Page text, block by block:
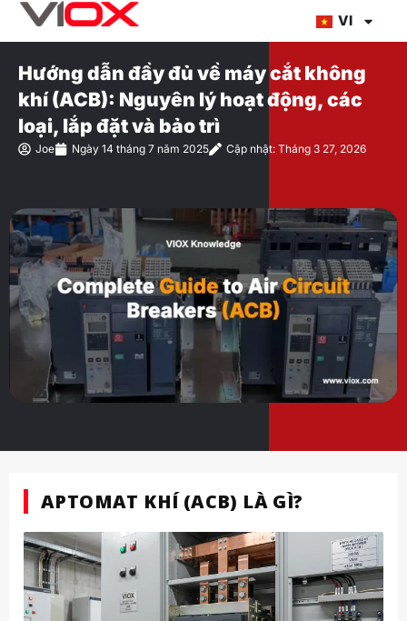
Chuyển
dung
VI
Hướng dẫn đầy đủ về máy cắt không
khí (ACB): Nguyên lý hoạt động, các
loại, lắp đặt và bảo trì
Joe Ngày 14 tháng 7 năm 2025 Cập nhật: Tháng 3 27, 2026
APTOMAT KHÍ (ACB) LÀ GÌ?